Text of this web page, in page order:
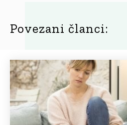
Povezani članci: